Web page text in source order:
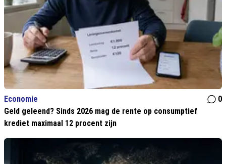
Economie
0
Geld geleend? Sinds 2026 mag de rente op consumptief
krediet maximaal 12 procent zijn